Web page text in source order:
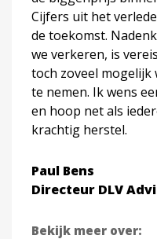
Cijfers uit het
de toekomst.
we verkeren, is
toch zoveel mogelijk
te nemen. Ik wens
en hoop net als
krachtig herstel.
Paul Bens
Directeur DLV
Bekijk meer over: